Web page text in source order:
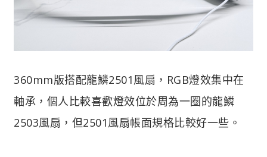
360mm版搭配龍鱗2501風扇，RGB燈效集中在
軸承，個人比較喜歡燈效位於周為一圈的龍鱗
2503風扇，但2501風扇帳面規格比較好一些。